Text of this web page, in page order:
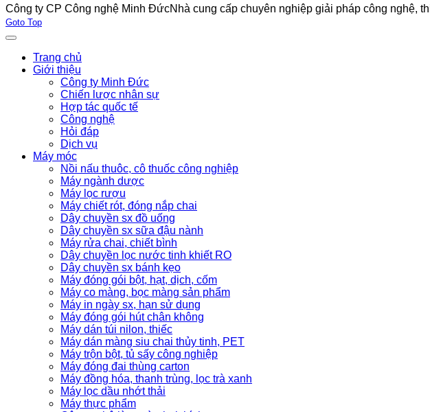
Công ty CP Công nghệ Minh ĐứcNhà cung cấp chuyên nghiệp giải pháp công nghệ,
Joomla! 3 Templates
Goto Top
Trang chủ
Giới thiệu
Công ty Minh Đức
Chiến lược nhân sự
Hợp tác quốc tế
Công nghệ
Hỏi đáp
Dịch vụ
Máy móc
Nồi nấu thuôc, cô thuốc công nghiệp
Máy ngành dược
Máy lọc rượu
Máy chiết rót, đóng nắp chai
Dây chuyền sx đồ uống
Dây chuyền sx sữa đậu nành
Máy rửa chai, chiết bình
Dây chuyền lọc nước tinh khiết RO
Dây chuyền sx bánh kẹo
Máy đóng gói bột, hạt, dịch, cốm
Máy co màng, bọc màng sản phẩm
Máy in ngày sx, hạn sử dụng
Máy đóng gói hút chân không
Máy dán túi nilon, thiếc
Máy dán màng siu chai thủy tinh, PET
Máy trộn bột, tủ sấy công nghiệp
Máy đóng đai thùng carton
Máy đồng hóa, thanh trùng, lọc trà xanh
Máy lọc dầu nhớt thải
Máy thực phẩm